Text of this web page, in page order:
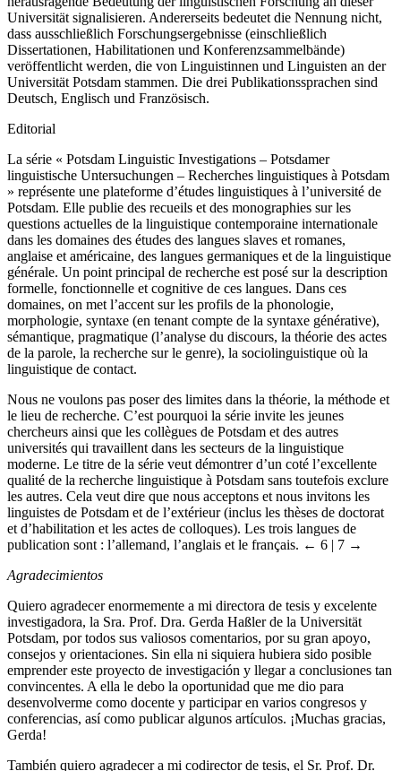
Universität signalisieren. Andererseits bedeutet die Nennung nicht,
dass ausschließlich Forschungsergebnisse (einschließlich
Dissertationen, Habilitationen und Konferenzsammelbände)
veröffentlicht werden, die von Linguistinnen und Linguisten an der
Universität Potsdam stammen. Die drei Publikationssprachen sind
Deutsch, Englisch und Französisch.
Editorial
La série « Potsdam Linguistic Investigations – Potsdamer
linguistische Untersuchungen – Recherches linguistiques à Potsdam
» représente une plateforme d’études linguistiques à l’université de
Potsdam. Elle publie des recueils et des monographies sur les
questions actuelles de la linguistique contemporaine internationale
dans les domaines des études des langues slaves et romanes,
anglaise et américaine, des langues germaniques et de la linguistique
générale. Un point principal de recherche est posé sur la description
formelle, fonctionnelle et cognitive de ces langues. Dans ces
domaines, on met l’accent sur les profils de la phonologie,
morphologie, syntaxe (en tenant compte de la syntaxe générative),
sémantique, pragmatique (l’analyse du discours, la théorie des actes
de la parole, la recherche sur le genre), la sociolinguistique où la
linguistique de contact.
Nous ne voulons pas poser des limites dans la théorie, la méthode et
le lieu de recherche. C’est pourquoi la série invite les jeunes
chercheurs ainsi que les collègues de Potsdam et des autres
universités qui travaillent dans les secteurs de la linguistique
moderne. Le titre de la série veut démontrer d’un coté l’excellente
qualité de la recherche linguistique à Potsdam sans toutefois exclure
les autres. Cela veut dire que nous acceptons et nous invitons les
linguistes de Potsdam et de l’extérieur (inclus les thèses de doctorat
et d’habilitation et les actes de colloques). Les trois langues de
publication sont : l’allemand, l’anglais et le français. ← 6 | 7 →
Agradecimientos
Quiero agradecer enormemente a mi directora de tesis y excelente
investigadora, la Sra. Prof. Dra. Gerda Haßler de la Universität
Potsdam, por todos sus valiosos comentarios, por su gran apoyo,
consejos y orientaciones. Sin ella ni siquiera hubiera sido posible
emprender este proyecto de investigación y llegar a conclusiones tan
convincentes. A ella le debo la oportunidad que me dio para
desenvolverme como docente y participar en varios congresos y
conferencias, así como publicar algunos artículos. ¡Muchas gracias,
Gerda!
También quiero agradecer a mi codirector de tesis, el Sr. Prof. Dr.